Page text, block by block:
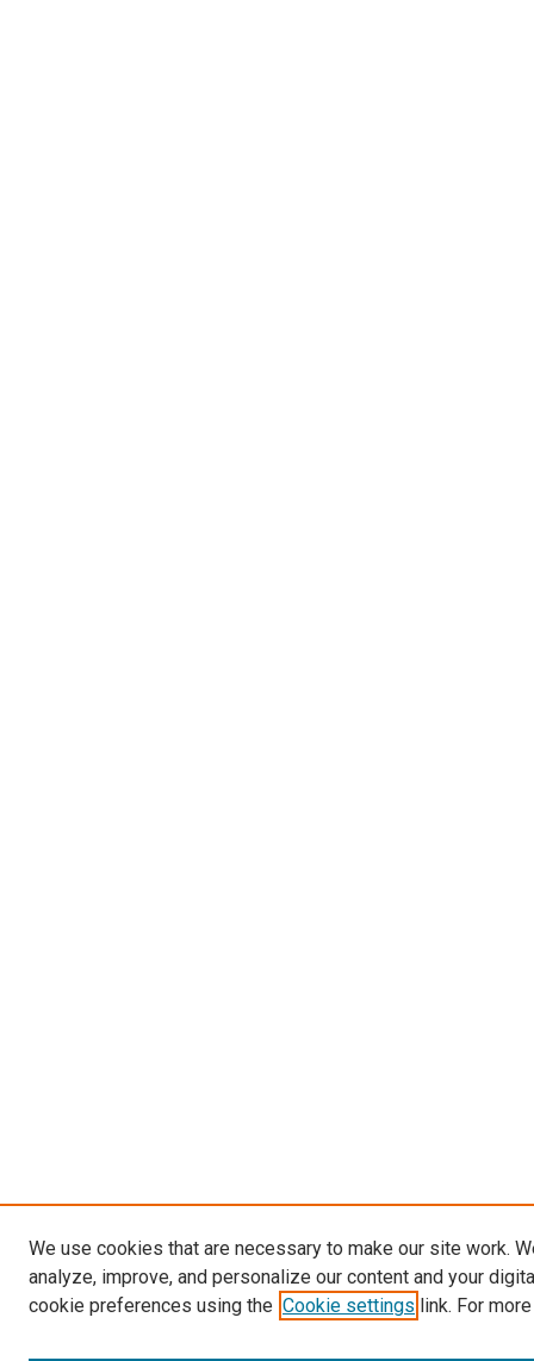
We use cookies that are necessary to make our site work.
analyze, improve, and personalize our content and your
cookie preferences using the Cookie settings link. For